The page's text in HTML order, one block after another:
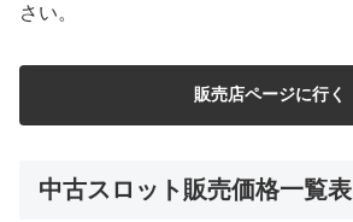
さい。
販売店ページに行く
中古スロット販売価格一覧表